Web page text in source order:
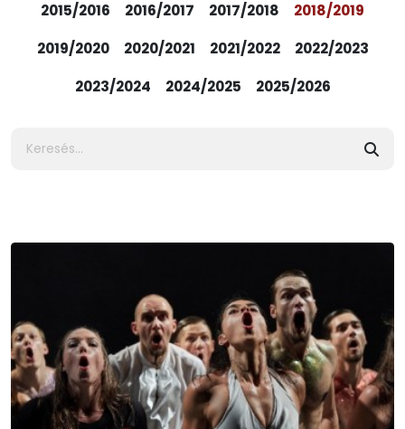
2015/2016
2016/2017 2017/2018
2018/2019
2019/2020
2020/2021 2021/2022
2022/2023
2023/2024
2024/2025 2025/2026